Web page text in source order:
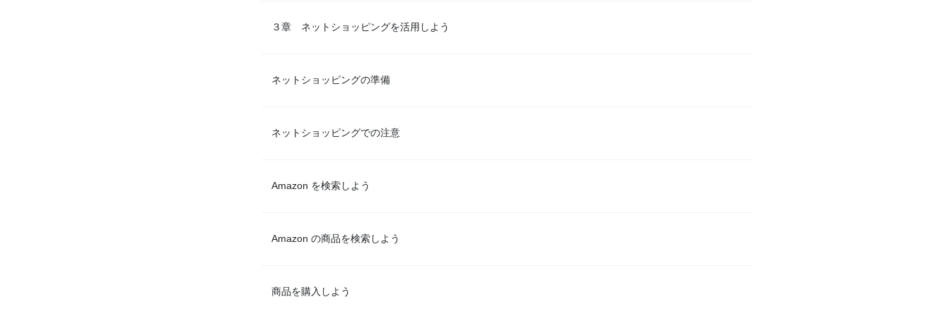
３章 ネットショッピングを活用しよう
ネットショッピングの準備
ネットショッピングでの注意
Amazon を検索しよう
Amazon の商品を検索しよう
商品を購入しよう